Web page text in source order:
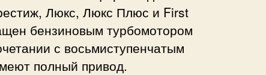
Люкс, Люкс Плюс и First
бензиновым турбомотором
с восьмиступенчатым
полный привод.